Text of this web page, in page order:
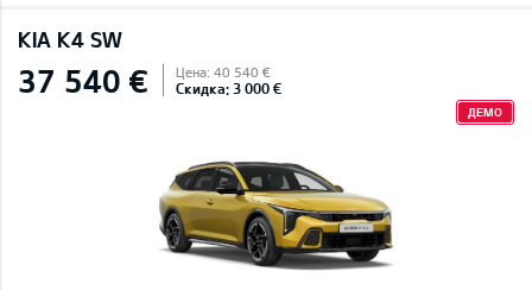
KIA K4 SW
37 540 € Цена: 40 540 €
Скидка: 3 000 €
ДЕМО